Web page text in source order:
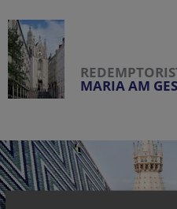
MARIA AM